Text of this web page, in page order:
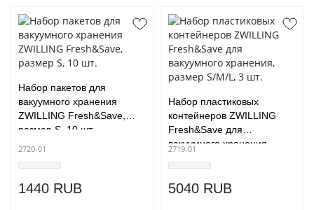
Набор пакетов для
вакуумного хранения
ZWILLING Fresh&Save,
размер S, 10 шт.
2720-01
1440 RUB
Набор пластиковых
контейнеров ZWILLING
Fresh&Save для
вакуумного хранения,
2719-01
5040 RUB